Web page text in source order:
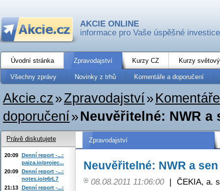
AKCIE ONLINE
informace pro Vaše úspěšné investice
Úvodní stránka Zpravodajství Kurzy CZ Kurzy
Všechny zprávy Novinky z trhů Komentáře a doporučení
Akcie.cz»Zpravodajství»
doporučení»Neuvěřitelné: NWR a
Zpravodajství
Neuvěřitelné: NWR a
08.08.2011 11:06:00 | ČEKIA, a.
Právě diskutujete
20:09 Denní report -...:
paiza.io/projec...
20:09 Denní report -...:
notes.io/e6rL7
21:13 Denní report -...: